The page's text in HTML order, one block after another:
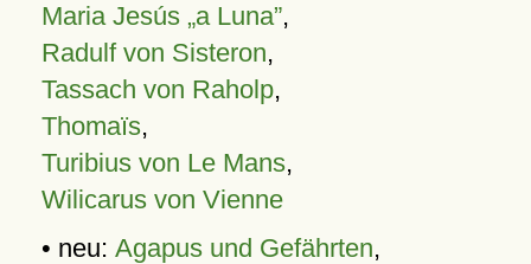
Maria Jesús „a Luna”,
Radulf von Sisteron,
Tassach von Raholp,
Thomaïs,
Turibius von Le Mans,
Wilicarus von Vienne
• neu: Agapus und Gefährten,